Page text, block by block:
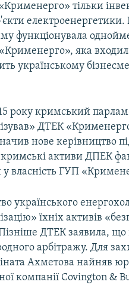
тільки
електроенергетики.
функціонувала
яка
українському
року кримський
ДТЕК
нове керівництво
активи ДПЕК
власність ГУП
українського
їхніх активів
ДТЕК заявила, що
арбітражу. Для
Ахметова найняв
компанії Covington &